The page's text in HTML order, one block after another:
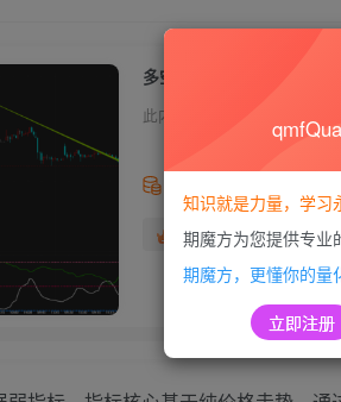
多空动能强弱指标，多空势
此内容为付费资源，请付费后
99
黄金会员免费 超
知识就是力量，学习
期魔方为您提供专业
期魔方，更懂你的量
立即注册